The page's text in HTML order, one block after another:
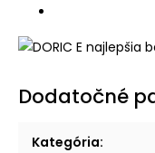
Dodatočné
Kategória: